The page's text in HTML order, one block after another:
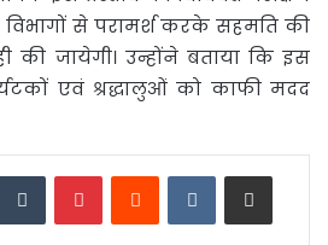
से परामर्श करके सहमति की
की जायेगी। उन्होंने बताया कि इस
एवं श्रद्धालुओं को काफी मदद
TumblrPinterestReddit VKontakteShare via Email